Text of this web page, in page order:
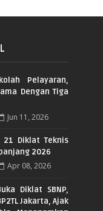
Pelayaran,
Dengan Tiga
Jun 11, 2026
21 Diklat Teknis
2026
Apr 08, 2026
Diklat SBNP,
Jakarta, Ajak